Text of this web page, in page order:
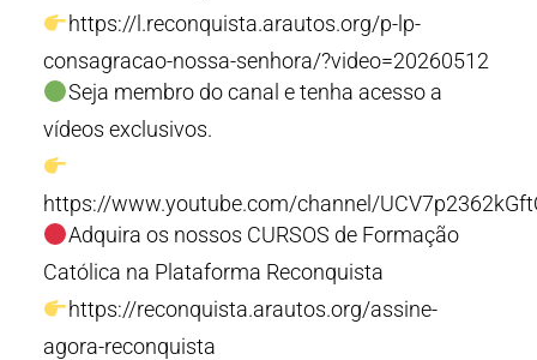
https://l.reconquista.arautos.org/p-lp-
consagracao-nossa-senhora/?video=20260512
Seja membro do canal e tenha acesso a
vídeos exclusivos.
https://www.youtube.com/channel/
Adquira os nossos CURSOS de Formação
Católica na Plataforma Reconquista
https://reconquista.arautos.org/assine-
agora-reconquista